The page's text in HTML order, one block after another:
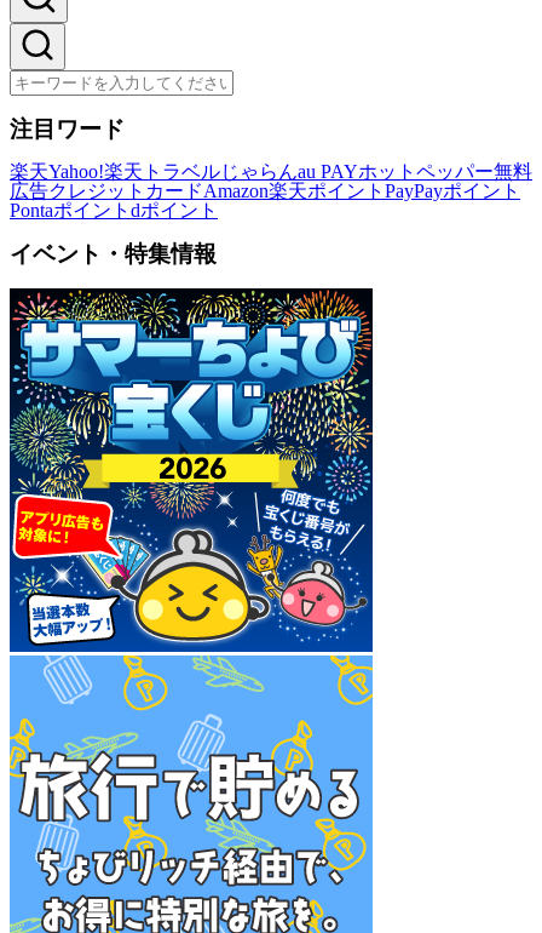
注目ワード
楽天Yahoo!楽天トラベルじゃらんau PAYホットペッパー無料
広告クレジットカードAmazon楽天ポイント PayPayポイント
Pontaポイント dポイント
イベント・特集情報